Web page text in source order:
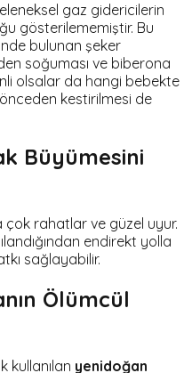
gaz gidericilerin
gösterilememiştir. Bu
bulunan şeker
soğuması ve biberona
olsalar da hangi bebekte
kestirilmesi de
Büyümesini
rahatlar ve güzel uyur.
endirekt yolla
sağlayabilir.
Ölümcül
kullanılan yenidoğan